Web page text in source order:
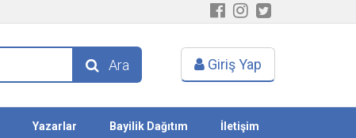
Ara Giriş Yap
Yazarlar Bayilik Dağıtım İletişim